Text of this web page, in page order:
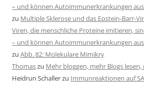
– und können Autoimmunerkrankungen
zu Multiple Sklerose und das Epstein-Barr-
Viren, die menschliche Proteine imitieren,
– und können Autoimmunerkrankungen
zu Abb. 82: Molekulare Mimikry
Thomaszu Mehr bloggen, mehr Blogs
Heidrun Schallerzu Immunreaktionen auf